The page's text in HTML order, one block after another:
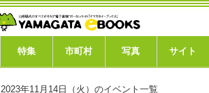
特集 市町村 写真 サイト
2023年11月14日（火）のイベント一覧